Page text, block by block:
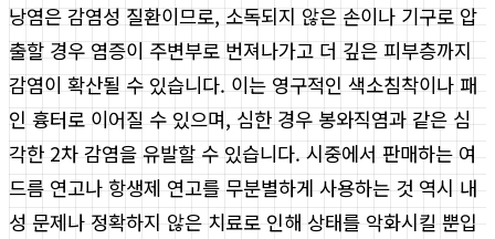
낭염은 감염성 질환이므로, 소독되지 않은 손이나 기구로 압
출할 경우 염증이 주변부로 번져나가고 더 깊은 피부층까지
감염이 확산될 수 있습니다. 이는 영구적인 색소침착이나 패
인 흉터로 이어질 수 있으며, 심한 경우 봉와직염과 같은 심
각한 2차 감염을 유발할 수 있습니다. 시중에서 판매하는 여
드름 연고나 항생제 연고를 무분별하게 사용하는 것 역시 내
성 문제나 정확하지 않은 치료로 인해 상태를 악화시킬 뿐입